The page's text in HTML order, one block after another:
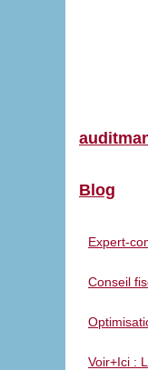
Blog
Expert-
Conseil
Voir+Ici :